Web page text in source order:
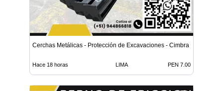
Cerchas Metálicas - Protección de Excavaciones - Cimbra
Hace 18 horas LIMA PEN 7.00